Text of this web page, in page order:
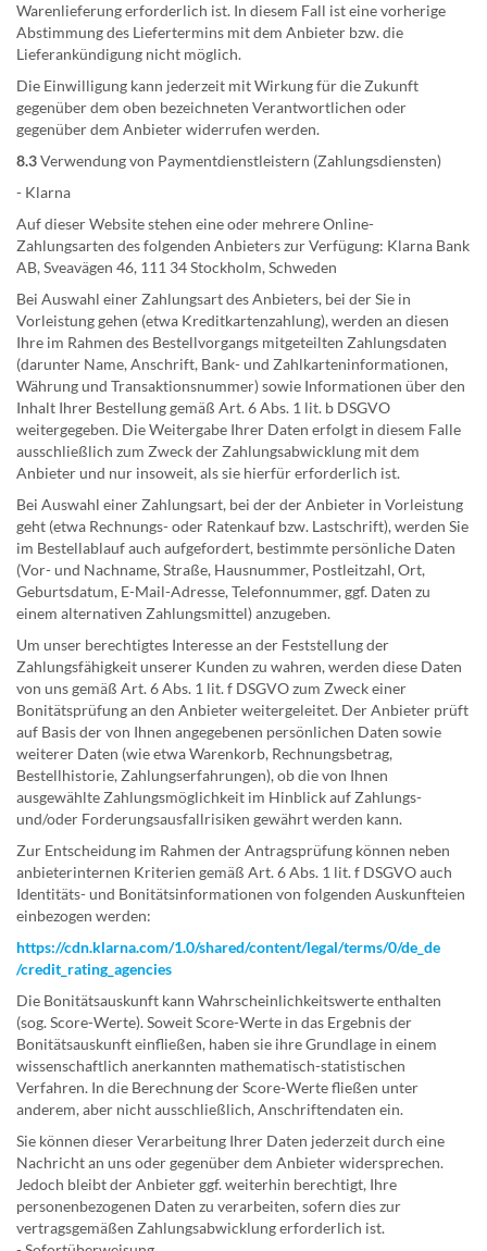
Warenlieferung erforderlich ist. In diesem Fall ist eine vorherige
Abstimmung des Liefertermins mit dem Anbieter bzw. die
Lieferankündigung nicht möglich.
Die Einwilligung kann jederzeit mit Wirkung für die Zukunft
gegenüber dem oben bezeichneten Verantwortlichen oder
gegenüber dem Anbieter widerrufen werden.
8.3Verwendung von Paymentdienstleistern (Zahlungsdiensten)
- Klarna
Auf dieser Website stehen eine oder mehrere Online-
Zahlungsarten des folgenden Anbieters zur Verfügung: Klarna Bank
AB, Sveavägen 46, 111 34 Stockholm, Schweden
Bei Auswahl einer Zahlungsart des Anbieters, bei der Sie in
Vorleistung gehen (etwa Kreditkartenzahlung), werden an diesen
Ihre im Rahmen des Bestellvorgangs mitgeteilten Zahlungsdaten
(darunter Name, Anschrift, Bank- und Zahlkarteninformationen,
Währung und Transaktionsnummer) sowie Informationen über den
Inhalt Ihrer Bestellung gemäß Art. 6 Abs. 1 lit. b DSGVO
weitergegeben. Die Weitergabe Ihrer Daten erfolgt in diesem Falle
ausschließlich zum Zweck der Zahlungsabwicklung mit dem
Anbieter und nur insoweit, als sie hierfür erforderlich ist.
Bei Auswahl einer Zahlungsart, bei der der Anbieter in Vorleistung
geht (etwa Rechnungs- oder Ratenkauf bzw. Lastschrift), werden Sie
im Bestellablauf auch aufgefordert, bestimmte persönliche Daten
(Vor- und Nachname, Straße, Hausnummer, Postleitzahl, Ort,
Geburtsdatum, E-Mail-Adresse, Telefonnummer, ggf. Daten zu
einem alternativen Zahlungsmittel) anzugeben.
Um unser berechtigtes Interesse an der Feststellung der
Zahlungsfähigkeit unserer Kunden zu wahren, werden diese Daten
von uns gemäß Art. 6 Abs. 1 lit. f DSGVO zum Zweck einer
Bonitätsprüfung an den Anbieter weitergeleitet. Der Anbieter prüft
auf Basis der von Ihnen angegebenen persönlichen Daten sowie
weiterer Daten (wie etwa Warenkorb, Rechnungsbetrag,
Bestellhistorie, Zahlungserfahrungen), ob die von Ihnen
ausgewählte Zahlungsmöglichkeit im Hinblick auf Zahlungs-
und/oder Forderungsausfallrisiken gewährt werden kann.
Zur Entscheidung im Rahmen der Antragsprüfung können neben
anbieterinternen Kriterien gemäß Art. 6 Abs. 1 lit. f DSGVO auch
Identitäts- und Bonitätsinformationen von folgenden Auskunfteien
einbezogen werden:
https://cdn.klarna.com/1.0/shared/content/legal/terms/0/de_de
/credit_rating_agencies
Die Bonitätsauskunft kann Wahrscheinlichkeitswerte enthalten
(sog. Score-Werte). Soweit Score-Werte in das Ergebnis der
Bonitätsauskunft einfließen, haben sie ihre Grundlage in einem
wissenschaftlich anerkannten mathematisch-statistischen
Verfahren. In die Berechnung der Score-Werte fließen unter
anderem, aber nicht ausschließlich, Anschriftendaten ein.
Sie können dieser Verarbeitung Ihrer Daten jederzeit durch eine
Nachricht an uns oder gegenüber dem Anbieter widersprechen.
Jedoch bleibt der Anbieter ggf. weiterhin berechtigt, Ihre
personenbezogenen Daten zu verarbeiten, sofern dies zur
vertragsgemäßen Zahlungsabwicklung erforderlich ist.